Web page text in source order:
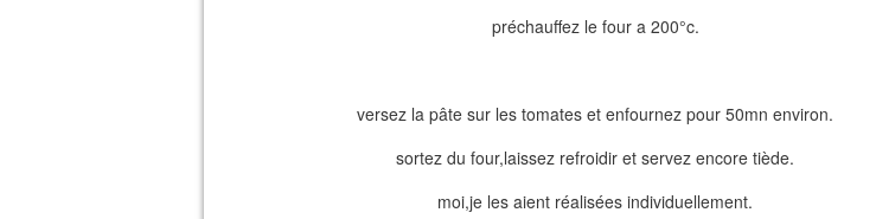
préchauffez le four a 200°c.
versez la pâte sur les tomates et enfournez pour 50mn environ.
sortez du four,laissez refroidir et servez encore tiède.
moi,je les aient réalisées individuellement.